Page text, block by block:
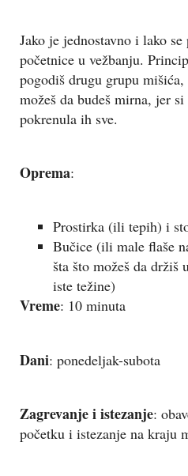
Jako je jednostavno i lako
početnice u vežbanju.
pogodiš drugu grupu
možeš da budeš mirna, jer
pokrenula ih sve.
Oprema:
Prostirka (ili tepih) i
Bučice (ili male flaše
šta što možeš da držiš
iste težine)
Vreme: 10 minuta
Dani: ponedeljak-subota
Zagrevanje i istezanje:
početku i istezanje na kraju